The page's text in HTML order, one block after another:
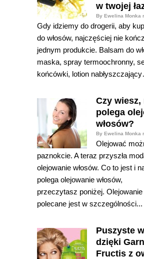
w twojej
By Ewelina Monka
Gdy idziemy do drogerii, aby
do włosów, najczęściej nie
jednym produkcie. Balsam do
maska, spray termoochronny,
końcówki, lotion
Czy wiesz,
polega
włosów?
By Ewelina Monka
Olejować
paznokcie. A teraz przyszła
olejowanie włosów. Co to jest i
polega olejowanie włosów,
przeczytasz poniżej. Olejowanie
polecane jest w szczególności...
Puszyste
dzięki
Fructis z